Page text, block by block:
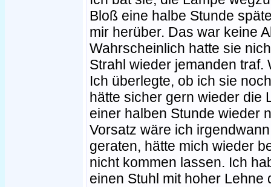
Bloß eine halbe Stunde
mir herüber. Das war keine
Wahrscheinlich hatte sie
Strahl wieder jemanden traf.
Ich überlegte, ob ich sie
hätte sicher gern wieder die
einer halben Stunde wieder
Vorsatz wäre ich
geraten, hätte mich wieder
nicht kommen lassen. Ich
einen Stuhl mit hoher Lehne